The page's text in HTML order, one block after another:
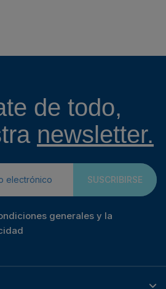
de todo,
newsletter.
SUSCRIBIRSE
generales y la